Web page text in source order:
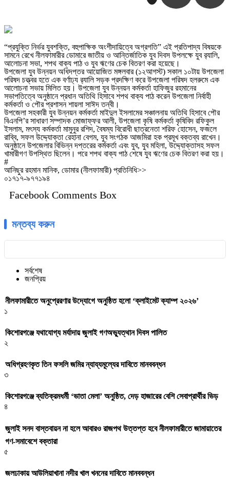
“প্রযুক্তি নির্ভর যুবশক্তি, বহুপাক্ষিক অংশীদায়িত্বে অগ্রগতি” এই প্রতিপাদ্য বিষয়কে
সামনে রেখে নীলফামারীর ডোমারে জাতীয় ও আন্তির্জাতিক যুব দিবস উপলক্ষে যুব র‌্যালি,
আলোচনা সভা, শপথ বাক্য পাঠ ও যুব ঋণের চেক বিতরণ করা হয়েছে।
উপজেলা যুব উন্নয়ন অধিদপ্তর আয়োজিত মঙ্গলবার (১২আগস্ট) সকাল ১০টায় উপজেলা
পরিষদ চত্ত্বর হতে এক বর্ণাঢ্য র‌্যালি সড়ক প্রদক্ষিণ করে উপজেলা পরিষদ হলরুমে এক
আলোচনা সভায় মিলিত হয়। উপজেলা যুব উন্নয়ন কর্মকর্তা হাফিজুর রহমানের
সভাপতিত্বে অনুষ্ঠানে প্রধান অতিথি হিসাবে শপথ বাক্য পাঠ করেন উপজেলা নির্বাহী
কর্মকর্তা ও পৌর প্রশাসন শায়লা সাঈদ তন্বী।
উপজেলা সহকারী যুব উন্নয়ন কর্মকর্তা মাইদুল ইসলামের সঞ্চালনায় অতিথি হিসাবে পৌর
বিএনপি’র সাধারণ সম্পাদক মোজাফ্ফর আলী, উপজেলা কৃষি কর্মকর্তা কৃষিবিদ রফিকুল
ইসলাম, মৎস্য কর্মকর্তা মামুনুর রশিদ, বৈষম্য বিরোধী ছাত্রনেতা শরিফ হোসেন, ফজলে
রাব্বি, সফল উদ্দ্যোক্তা রেহানা বেগম, যুব সংগঠক আজমিরা হক প্রমূখ বক্তব্য রাখেন।
অনুষ্ঠানে উপজেলার বিভিন্ন দপ্তরের কর্মকর্তা এবং যুব, যুব মহিলা, উদ্দ্যোক্তাসহ সফল
খামারীগণ উপস্থিত ছিলেন। পরে শপথ বাক্য পাঠ শেষে যুব ঋণের চেক বিতরণ করা হয়।
#
আনিছুর রহমান মানিক, ডোমার (নীলফামারী) প্রতিনিধি>>
০১৭১৭-৯৭৭১৯৪
Facebook Comments Box
মন্তব্য করুন
সর্বশেষ
জনপ্রিয়
নীলফামারীতে অনুপ্রেরণার উদ্যোগে অনুষ্ঠিত হলো ‘ক্লাইমেট ক্যাম্প ২০২৬’
১
কিশোরগঞ্জে যথাযোগ্য মর্যাদায় জুলাই গণঅভ্যুত্থান দিবস পালিত
২
অধিগ্রহণকৃত তিন ফসলি জমির ন্যায্যমূল্যের দাবিতে মানববন্ধন
৩
কিশোরগঞ্জে ব্যতিক্রমধর্মী ‘ভাতা মেলা’ অনুষ্ঠিত, দেড় হাজারের বেশি সেবাপ্রার্থীর ভিড়
৪
জুলাই সনদ বাস্তবায়ন না হলে আবারও রাজপথ উত্তপ্ত হবে নীলফামারীতে জামায়াতের
গণ-সমাবেশে বক্তারা
৫
জলঢাকায় আউলিয়াখানা নদীর খাল খননের দাবিতে মানববন্ধন